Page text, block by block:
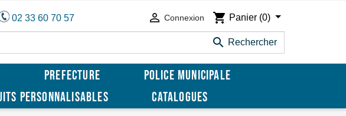
02 33 60 70 57  Connexion shopping_cart Panier (0)
 Rechercher
PREFECTURE
POLICE MUNICIPALE
PERSONNALISABLES CATALOGUES